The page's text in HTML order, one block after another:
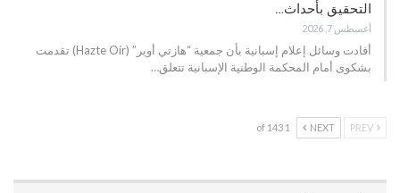
التحقيق بأحداث…
أغسطس 7, 2026
أفادت وسائل إعلام إسبانية بأن جمعية “هازتي أوير” (Hazte Oír) تقدمت
بشكوى أمام المحكمة الوطنية الإسبانية تتعلق…
NEXT
1 of 143